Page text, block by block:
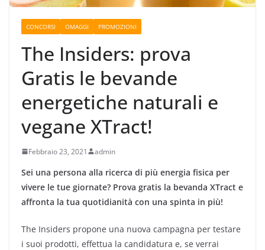
CONCORSI OMAGGI PROMOZIONI
The Insiders: prova
Gratis le bevande
energetiche naturali e
vegane XTract!
Febbraio 23, 2021 admin
Sei una persona alla ricerca di più energia fisica per
vivere le tue giornate? Prova gratis la bevanda XTract e
affronta la tua quotidianità con una spinta in più!
The Insiders propone una nuova campagna per testare
i suoi prodotti, effettua la candidatura e, se verrai